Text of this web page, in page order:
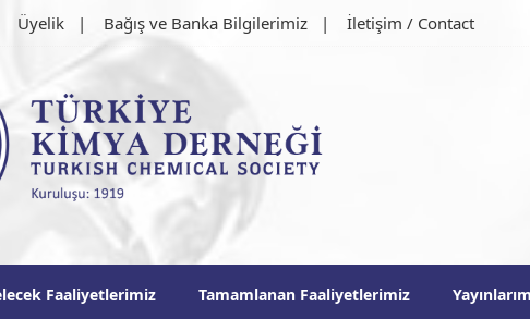
Üyelik Bağış ve Banka Bilgilerimiz İletişim / Contact
Derneği
Faaliyetlerimiz Tamamlanan Faaliyetlerimiz